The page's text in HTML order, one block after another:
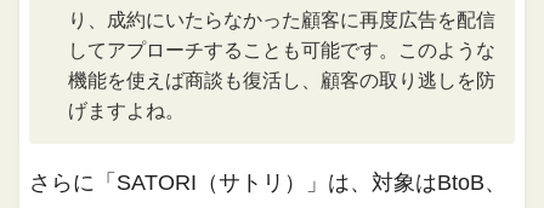
り、成約にいたらなかった顧客に再度広告を配信
してアプローチすることも可能です。このような
機能を使えば商談も復活し、顧客の取り逃しを防
げますよね。
さらに「SATORI（サトリ）」は、対象はBtoB、